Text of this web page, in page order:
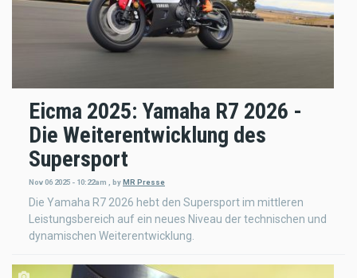
Eicma 2025: Yamaha R7 2026 -
Die Weiterentwicklung des
Supersport
Nov 06 2025 - 10:22am , byMR Presse
Die Yamaha R7 2026 hebt den Supersport im mittleren
Leistungsbereich auf ein neues Niveau der technischen und
dynamischen Weiterentwicklung.